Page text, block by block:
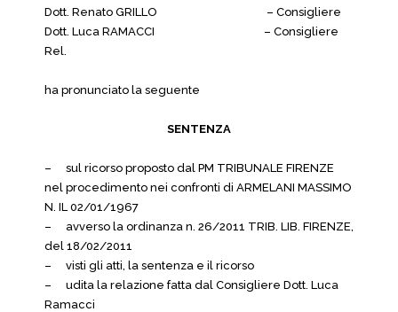
Dott. Renato GRILLO – Consigliere
Dott. Luca RAMACCI – Consigliere
Rel.
ha pronunciato la seguente
SENTENZA
–
sul ricorso proposto dal PM TRIBUNALE FIRENZE
nel procedimento nei confronti di ARMELANI MASSIMO
N. IL 02/01/1967
–
avverso la ordinanza n. 26/2011 TRIB. LIB. FIRENZE,
del 18/02/2011
–
visti gli atti, la sentenza e il ricorso
–
udita la relazione fatta dal Consigliere Dott. Luca
Ramacci